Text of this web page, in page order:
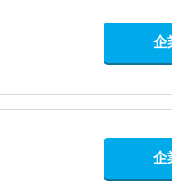
企
企